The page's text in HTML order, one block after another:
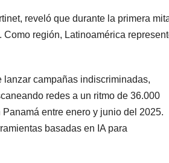
reveló que durante la primera
región, Latinoamérica
lanzar campañas indiscriminadas,
redes a un ritmo de 36.000
entre enero y junio del 2025.
basadas en IA para